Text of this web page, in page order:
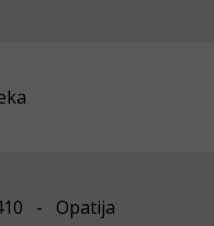
- Opatija